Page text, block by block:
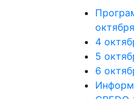
октября
4
5
6